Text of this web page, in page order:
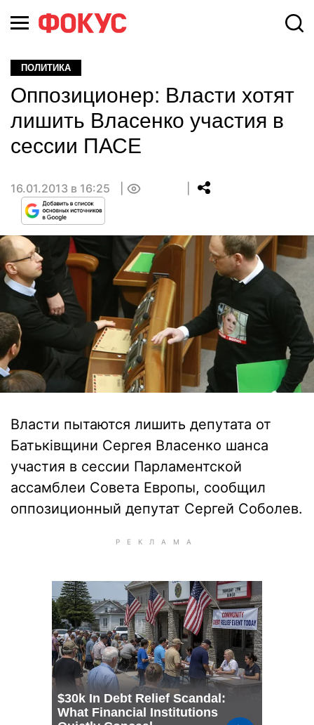
ПОЛИТИКА
Оппозиционер: Власти хотят
лишить Власенко участия в
сессии ПАСЕ
16.01.2013 в 16:25
Власти пытаются лишить депутата от
Батьківщини Сергея Власенко шанса
участия в сессии Парламентской
ассамблеи Совета Европы, сообщил
оппозиционный депутат Сергей Соболев.